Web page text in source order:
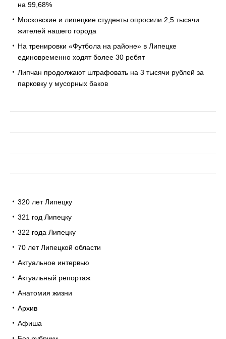
на 99,68%
Московские и липецкие студенты опросили 2,5 тысячи
жителей нашего города
На тренировки «Футбола на районе» в Липецке
единовременно ходят более 30 ребят
Липчан продолжают штрафовать на 3 тысячи рублей за
парковку у мусорных баков
320 лет Липецку
321 год Липецку
322 года Липецку
70 лет Липецкой области
Актуальное интервью
Актуальный репортаж
Анатомия жизни
Архив
Афиша